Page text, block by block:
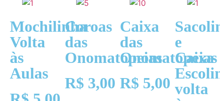
Mochilinha
Volta
às
Aulas
Coroas
das
Onomatopeias
R$ 3,00
Caixa
das
Onomatopeias
R$ 5,00
e
Caixa
volta